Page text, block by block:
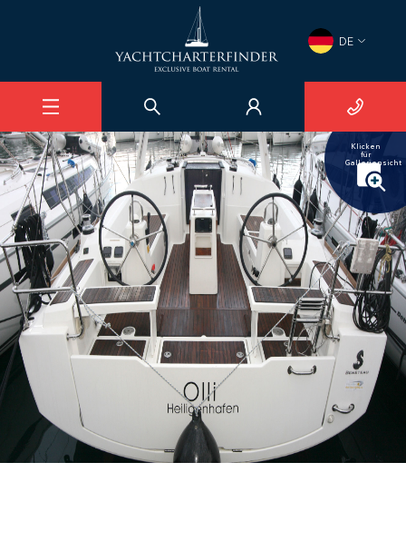
DE
Klicken
für
Galleriensicht
Oceanis 38